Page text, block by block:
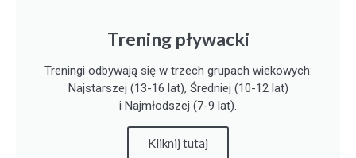
Trening pływacki
Treningi odbywają się w trzech grupach wiekowych:
Najstarszej (13-16 lat), Średniej (10-12 lat)
i Najmłodszej (7-9 lat).
Kliknij tutaj